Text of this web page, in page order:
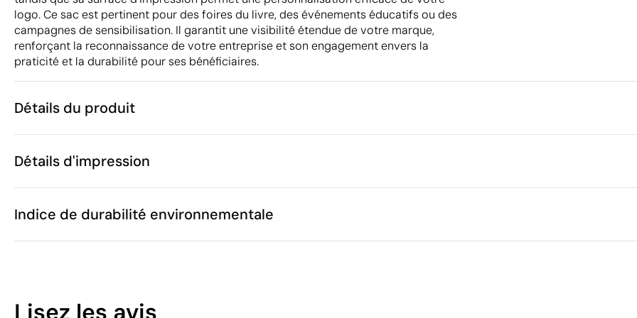
logo. Ce sac est pertinent pour des foires du livre, des événements éducatifs ou des
campagnes de sensibilisation. Il garantit une visibilité étendue de votre marque,
renforçant la reconnaissance de votre entreprise et son engagement envers la
praticité et la durabilité pour ses bénéficiaires.
Détails du produit
Caractéristiques
Code du produit
Taille
33 x 38 x 7.5 cm
Poids
22 g
Emballage
Quantité par boîte
Détails d'impression
Indice de durabilité environnementale